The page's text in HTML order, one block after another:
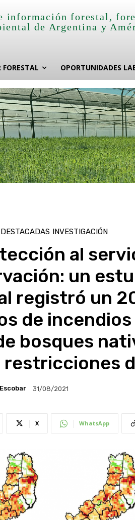
información forestal,
de Argentina y
FORESTAL OPORTUNIDADES
DESTACADAS INVESTIGACIÓN
al
un
registró un
de incendios
bosques
restricciones
31/08/2021
X WhatsApp